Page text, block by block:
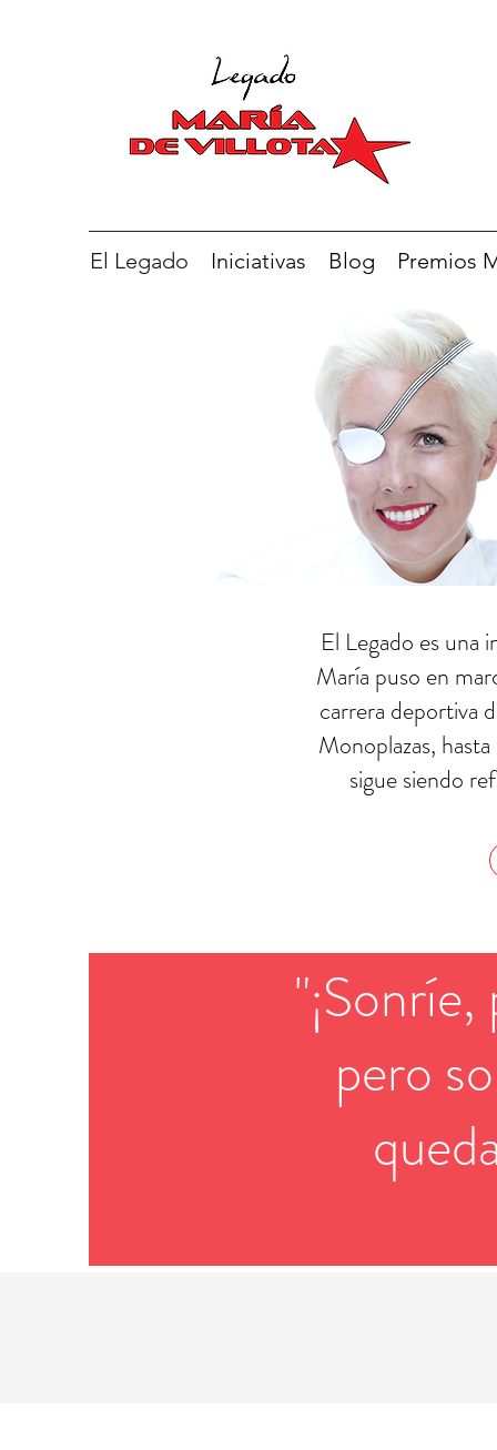
El Legado Iniciativas Blog Premios
El Legado es una
María puso en
carrera deportiva
Monoplazas,
sigue siendo
pero